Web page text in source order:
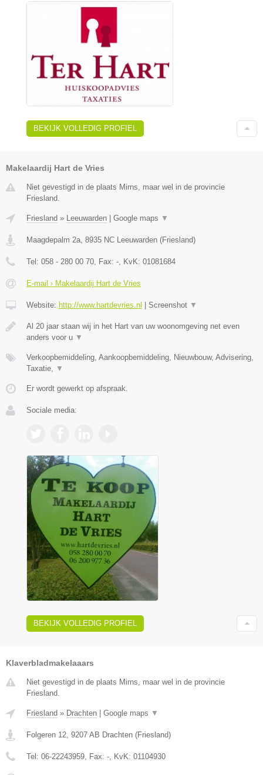
BEKIJK VOLLEDIG PROFIEL
Makelaardij Hart de Vries
Niet gevestigd in de plaats Mirns, maar wel in de provincie
Friesland.
Friesland » Leeuwarden | Google maps ▼
Maagdepalm 2a 8935 NC Leeuwarden (Friesland)
Tel: 058 - 280 00 70 , Fax: - , KvK: 01081684
E-mail › Makelaardij Hart de Vries
Website: http://www.hartdevries.nl | Screenshot ▼
Al 20 jaar staan wij in het Hart van uw woonomgeving net even
anders voor u ▼
Verkoopbemiddeling, Aankoopbemiddeling, Nieuwbouw, Advisering,
Taxatie,
▼
Er wordt gewerkt op afspraak.
Sociale media:
BEKIJK VOLLEDIG PROFIEL
Klaverbladmakelaaars
Niet gevestigd in de plaats Mirns, maar wel in de provincie
Friesland.
Friesland » Drachten Google maps ▼
Folgeren 12, 9207 AB Drachten (Friesland)
Tel: 06-22243959, Fax: -, KvK: 01104930